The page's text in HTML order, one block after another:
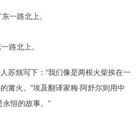
路北上。
苏烛写下：“我们像是两根火柴挨在一
篝火。”埃及翻译家梅·阿舒尔则用中
恒的故事。”